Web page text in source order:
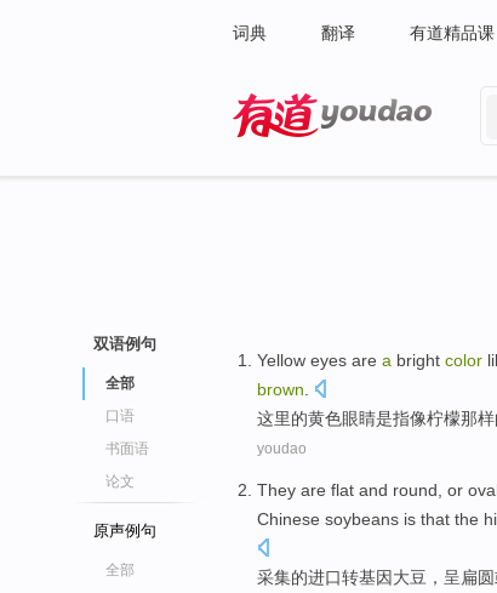
词典 翻译 有道精品课
双语例句
全部
口语
书面语
论文
原声例句
全部
Yellow eyes are a bright color
brown
这里的黄色眼睛是指像柠檬那
youdao
They are flat and round, or
Chinese soybeans is that the
采集的进口转基因大豆 ，呈扁圆